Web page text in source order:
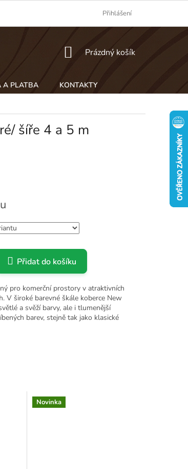
Přihlášení
NÁKUPNÍ
Prázdný košík
A PLATBA
KONTAKTY
šíře 4 a 5 m
Přidat do košíku
pro komerční prostory v atraktivních
V široké barevné škále koberce New
a svěží barvy, ale i tlumenější
barev, stejně tak jako klasické
Novinka